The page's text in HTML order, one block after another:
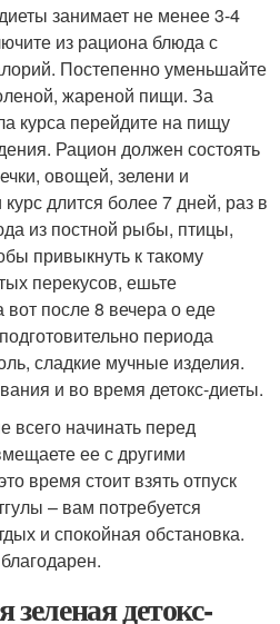
занимает не менее 3-4
из рациона блюда с
Постепенно уменьшайте
жареной пищи. За
курса перейдите на пищу
Рацион должен состоять
овощей, зелени и
длится более 7 дней, раз в
из постной рыбы, птицы,
привыкнуть к такому
перекусов, ешьте
после 8 вечера о еде
периода
сладкие мучные изделия.
и во время детокс-диеты.
всего начинать перед
ее с другими
время стоит взять отпуск
– вам потребуется
и спокойная обстановка.
детокс-